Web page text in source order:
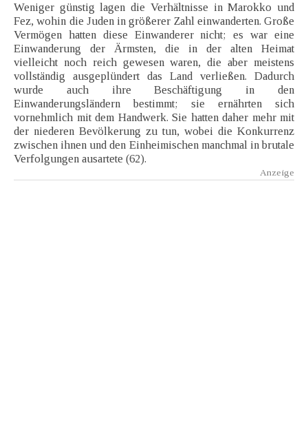
Weniger günstig lagen die Verhältnisse in Marokko und
Fez, wohin die Juden in größerer Zahl einwanderten. Große
Vermögen hatten diese Einwanderer nicht; es war eine
Einwanderung der Ärmsten, die in der alten Heimat
vielleicht noch reich gewesen waren, die aber meistens
vollständig ausgeplündert das Land verließen. Dadurch
wurde auch ihre Beschäftigung in den
Einwanderungsländern bestimmt; sie ernährten sich
vornehmlich mit dem Handwerk. Sie hatten daher mehr mit
der niederen Bevölkerung zu tun, wobei die Konkurrenz
zwischen ihnen und den Einheimischen manchmal in brutale
Verfolgungen ausartete (62).